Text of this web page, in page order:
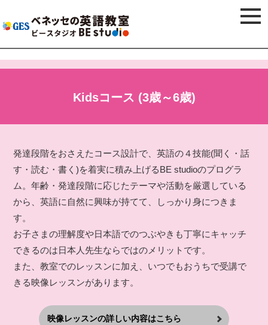
Kidsコース (3歳～6歳)
発達段階をおさえたコース設計で、英語の４技能(聞く・話
す・読む・書く)を着実に積み上げるBE studioのプログラ
ム。年齢・発達段階に応じたテーマや活動を厳選している
から、英語に自然に興味が持てて、しっかり身につきま
す。
お子さまの理解度や日本語でのつぶやきも丁寧にキャッチ
できるのは日本人先生ならではのメリットです。
また、教室でのレッスンに加え、いつでもおうちで受講で
きる映像レッスンがあります。
映像レッスンの詳しい内容はこちら